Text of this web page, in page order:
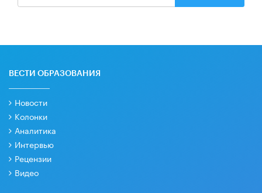
ВЕСТИ ОБРАЗОВАНИЯ
Новости
Колонки
Аналитика
Интервью
Рецензии
Видео